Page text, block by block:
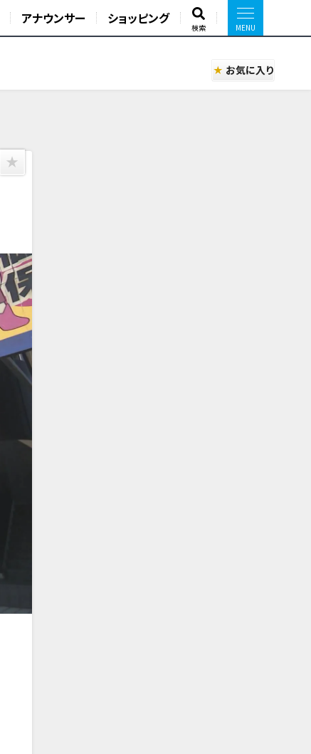
アナウンサー ショッピング
検索
お気に入り